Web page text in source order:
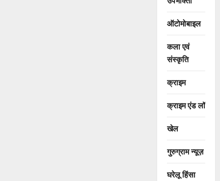
ऑटोमोबाइल
कला एवं
संस्कृति
क्राइम
क्राइम एंड लॉ
खेल
गुरुग्राम न्यूज़
घरेलू हिंसा